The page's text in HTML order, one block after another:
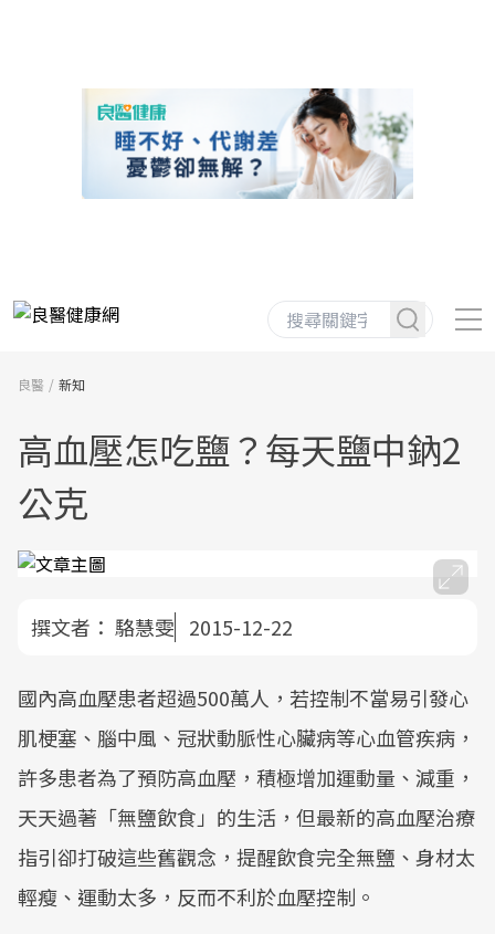
良醫 新知
高血壓怎吃鹽？每天鹽中鈉2
公克
撰文者： 駱慧雯 2015-12-22
國內高血壓患者超過500萬人，若控制不當易引發心
肌梗塞、腦中風、冠狀動脈性心臟病等心血管疾病，
許多患者為了預防高血壓，積極增加運動量、減重，
天天過著「無鹽飲食」的生活，但最新的高血壓治療
指引卻打破這些舊觀念，提醒飲食完全無鹽、身材太
輕瘦、運動太多，反而不利於血壓控制。